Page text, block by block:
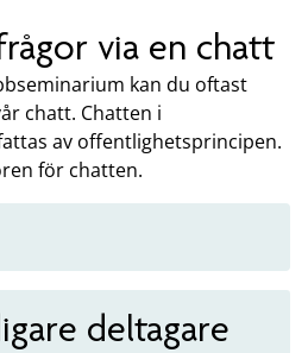
via en chatt
kan du oftast
chatt. Chatten i
av offentlighetsprincipen.
för chatten.
deltagare